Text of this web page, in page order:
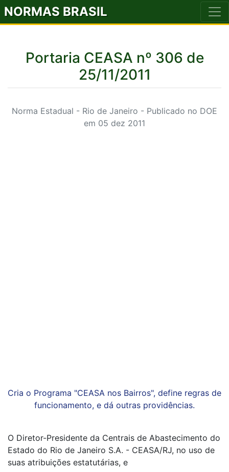
NORMAS BRASIL
Portaria CEASA nº 306 de
25/11/2011
Norma Estadual - Rio de Janeiro - Publicado no DOE
em 05 dez 2011
Cria o Programa "CEASA nos Bairros", define regras de
funcionamento, e dá outras providências.
O Diretor-Presidente da Centrais de Abastecimento do
Estado do Rio de Janeiro S.A. - CEASA/RJ, no uso de
suas atribuições estatutárias, e